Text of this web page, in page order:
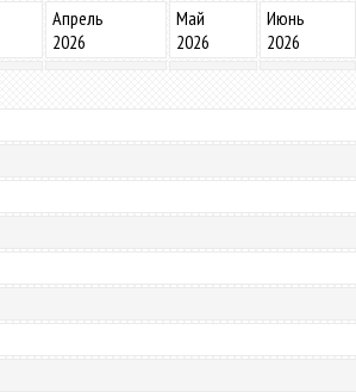
Апрель
2026
Май
2026
Июнь
2026